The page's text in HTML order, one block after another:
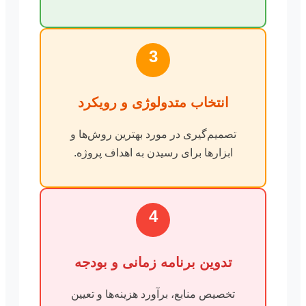
3
انتخاب متدولوژی و رویکرد
تصمیم‌گیری در مورد بهترین روش‌ها و
ابزارها برای رسیدن به اهداف پروژه.
4
تدوین برنامه زمانی و بودجه
تخصیص منابع، برآورد هزینه‌ها و تعیین